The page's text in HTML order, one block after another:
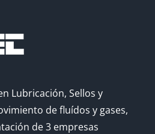
Lubricación, Sellos y
de fluídos y gases,
de 3 empresas